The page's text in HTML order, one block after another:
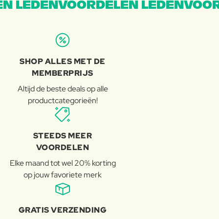
LEDENVOORDELEN
SHOP ALLES MET DE
MEMBERPRIJS
Altijd de beste deals op alle
productcategorieën!
STEEDS MEER
VOORDELEN
Elke maand tot wel 20% korting
op jouw favoriete merk
GRATIS VERZENDING